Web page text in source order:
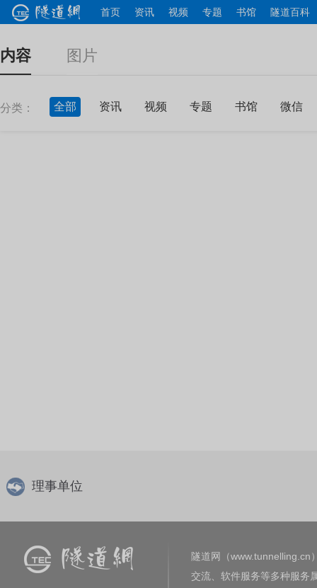
首页 资讯 视频 专题 书馆 隧道百科
内容 图片
分类： 全部 资讯 视频 专题 书馆 微信
理事单位
隧道网（www.tunnelling.cn
交流、软件服务等多种服务